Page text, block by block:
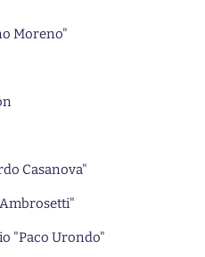
Moreno"
Casanova"
"Paco Urondo"